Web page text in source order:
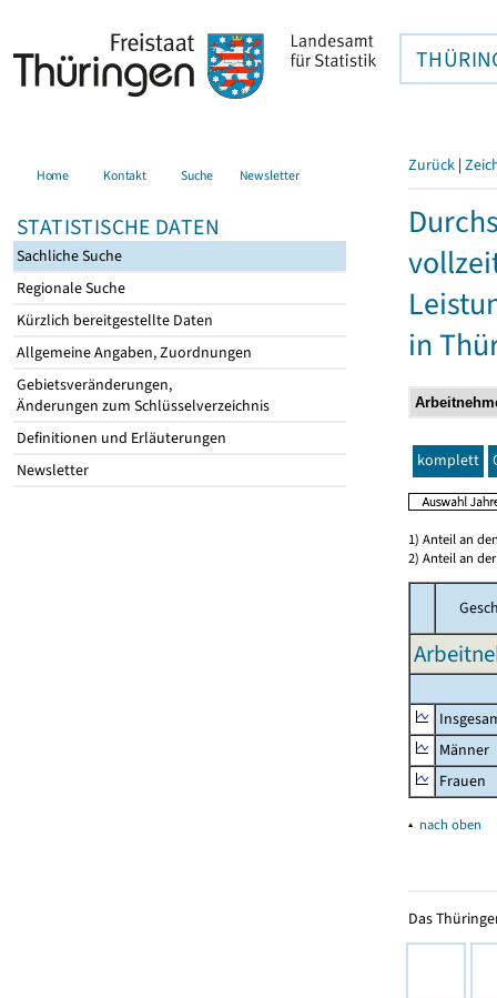
Home Kontakt Suche Newsletter
STATISTISCHE DATEN
Sachliche Suche
Regionale Suche
Kürzlich bereitgestellte Daten
Allgemeine Angaben, Zuordnungen
Gebietsveränderungen,
Änderungen zum Schlüsselverzeichnis
Definitionen und Erläuterungen
Newsletter
Zurück |
in
komplett
1) Anteil an
2) Anteil an
Männer
Frauen
▴ nach oben
Das